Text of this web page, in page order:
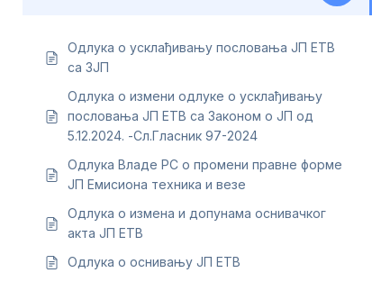
Одлука о усклађивању пословања ЈП ЕТВ
са ЗЈП
Одлука о измени одлуке о усклађивању
пословања ЈП ЕТВ са Законом о ЈП од
5.12.2024. -Сл.Гласник 97-2024
Одлука Владе РС о промени правне форме
ЈП Емисиона техника и везе
Одлука о измена и допунама оснивачког
акта ЈП ЕТВ
Одлука о оснивању ЈП ЕТВ